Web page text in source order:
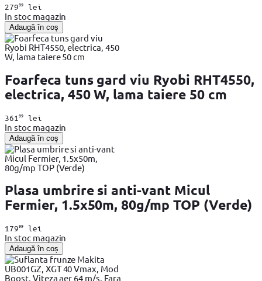
27999lei
In stoc magazin
Adaugă în coș
Foarfeca tuns gard viu Ryobi RHT4550,
electrica, 450 W, lama taiere 50 cm
361 99lei
In stoc magazin
Adaugă în coș
Plasa umbrire si anti-vant Micul
Fermier, 1.5x50m, 80g/mp TOP (Verde)
17999lei
In stoc magazin
Adaugă în coș